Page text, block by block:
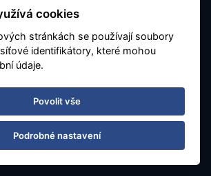
Otevírací doba
Po - Pá 08:30 - 16:30
7677799901 / 5500
cookies
stránkách se používají soubory
identifikátory, které mohou
údaje.
Povolit vše
Podrobné nastavení